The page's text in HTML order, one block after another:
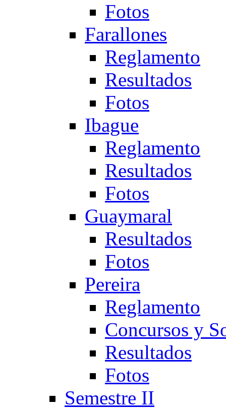
Fotos
Farallones
Reglamento
Resultados
Fotos
Ibague
Reglamento
Resultados
Fotos
Guaymaral
Resultados
Fotos
Pereira
Reglamento
Concursos y
Resultados
Fotos
Semestre II